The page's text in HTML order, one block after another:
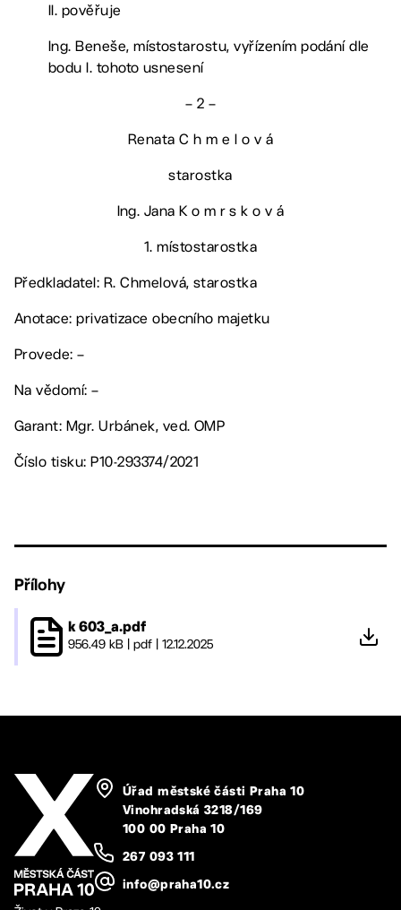
II. pověřuje
Ing. Beneše, místostarostu, vyřízením podání dle
bodu I. tohoto usnesení
– 2 –
Renata C h m e l o v á
starostka
Ing. Jana K o m r s k o v á
1. místostarostka
Předkladatel: R. Chmelová, starostka
Anotace: privatizace obecního majetku
Provede: –
Na vědomí: –
Garant: Mgr. Urbánek, ved. OMP
Číslo tisku: P10-293374/2021
Přílohy
k 603_a.pdf
956.49 kB pdf 12.12.2025
Úřad městské části Praha 10
Vinohradská 3218/169
100 00 Praha 10
267 093 111
info@praha10.cz